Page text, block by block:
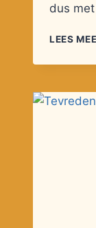
dus
LEES